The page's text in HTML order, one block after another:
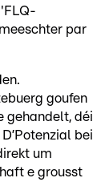
par
goufen
gehandelt, déi
bei
um
e grousst